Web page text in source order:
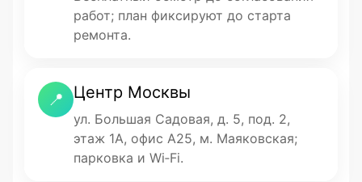
работ; план фиксируют до старта
ремонта.
📍 Центр Москвы
ул. Большая Садовая, д. 5, под. 2,
этаж 1А, офис А25, м. Маяковская;
парковка и Wi‑Fi.